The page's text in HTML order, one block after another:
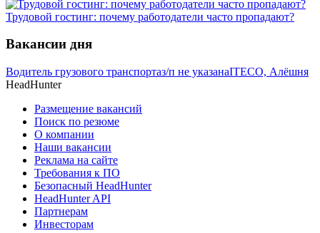
Трудовой гостинг: почему работодатели часто пропадают?
Вакансии дня
Водитель грузового транспортаз/п не указанаITECO, Алёшня
HeadHunter
Размещение вакансий
Поиск по резюме
О компании
Наши вакансии
Реклама на сайте
Требования к ПО
Безопасный HeadHunter
HeadHunter API
Партнерам
Инвесторам